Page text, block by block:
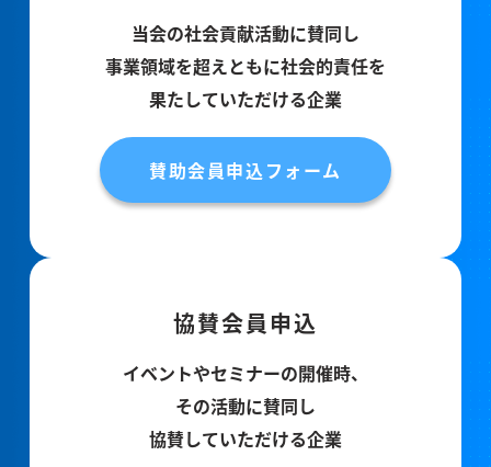
当会の社会貢献活動に賛同し
事業領域を超えともに社会的責任を
果たしていただける企業
賛助会員申込フォーム
協賛会員申込
イベントやセミナーの開催時、
その活動に賛同し
協賛していただける企業